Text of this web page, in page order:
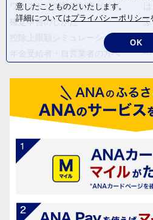
ワンストップ特例制度ガイド
確定申告のしかた
控除上限額シミュレーション
年金受給者・自営業者の方へ
意したことものといたします。
詳細についてはプライバシーポリシー
OK